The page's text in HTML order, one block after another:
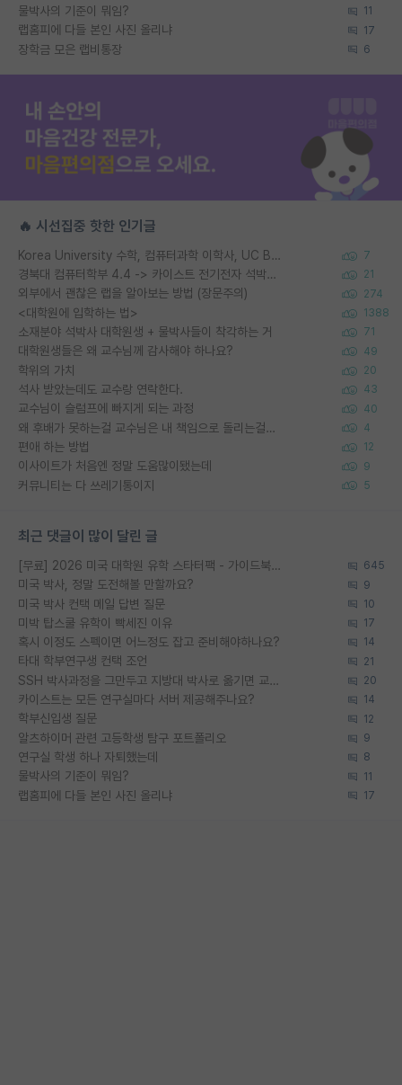
물박사의 기준이 뭐임? 11
랩홈피에 다들 본인 사진 올리냐 17
장학금 모은 랩비통장 6
🔥 시선집중 핫한 인기글
Korea University 수학, 컴퓨터과학 이학사, UC Berkeley 산업공학 대학원 공학박사가 되는 것은 쉽지 않겠죠? 7
경북대 컴퓨터학부 4.4 -> 카이스트 전기전자 석박사통합과정 합격 21
외부에서 괜찮은 랩을 알아보는 방법 (장문주의) 274
<대학원에 입학하는 법> 1388
소재분야 석박사 대학원생 + 물박사들이 착각하는 거 71
대학원생들은 왜 교수님께 감사해야 하나요? 49
학위의 가치 20
석사 받았는데도 교수랑 연락한다. 43
교수님이 슬럼프에 빠지게 되는 과정 40
왜 후배가 못하는걸 교수님은 내 책임으로 돌리는걸까요? 4
편애 하는 방법 12
이사이트가 처음엔 정말 도움많이됐는데 9
커뮤니티는 다 쓰레기통이지 5
최근 댓글이 많이 달린 글
[무료] 2026 미국 대학원 유학 스타터팩 - 가이드북 & 합격자 컨택메일 템플릿 645
미국 박사, 정말 도전해볼 만할까요? 9
미국 박사 컨택 메일 답변 질문 10
미박 탑스쿨 유학이 빡세진 이유 17
혹시 이정도 스펙이면 어느정도 잡고 준비해야하나요? 14
타대 학부연구생 컨택 조언 21
SSH 박사과정을 그만두고 지방대 박사로 옮기면 교수의 꿈은 끝일까요? 20
카이스트는 모든 연구실마다 서버 제공해주나요? 14
학부신입생 질문 12
알츠하이머 관련 고등학생 탐구 포트폴리오 9
연구실 학생 하나 자퇴했는데 8
물박사의 기준이 뭐임? 11
랩홈피에 다들 본인 사진 올리냐 17